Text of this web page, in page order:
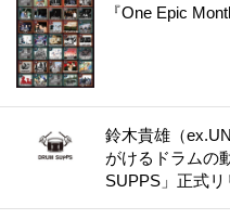
『One Epic
鈴木貴雄（
がけるドラムの
SUPPS」正式リ